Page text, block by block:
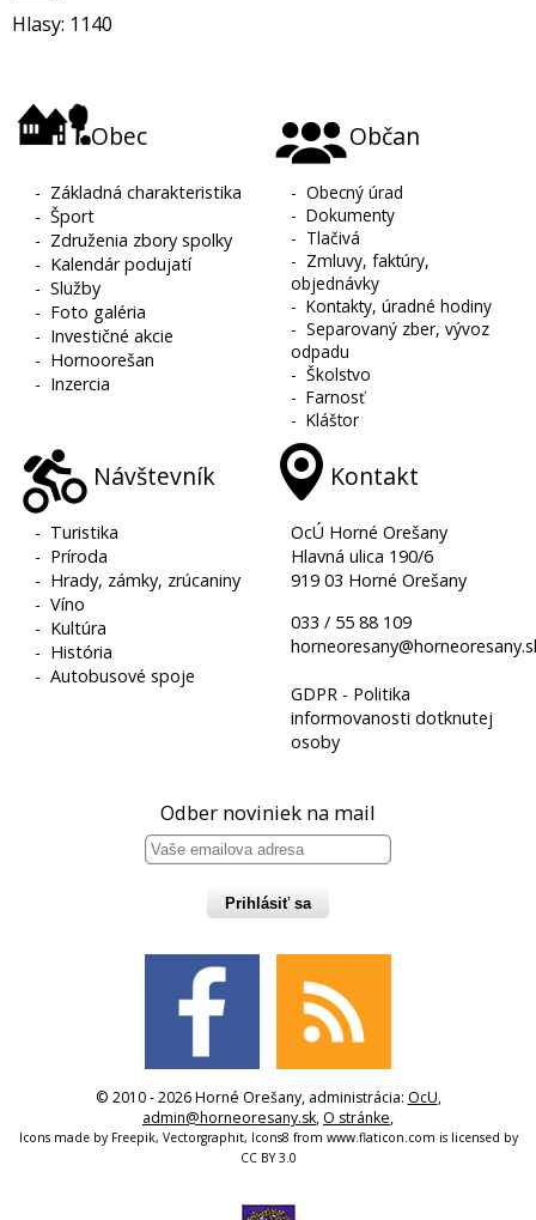
Hlasy: 1140
Obec
- Základná charakteristika
-Šport
- Združenia zbory spolky
- Kalendár podujatí
-Služby
- Foto galéria
- Investičné akcie
- Hornoorešan
- Inzercia
Občan
-Obecný úrad
-Dokumenty
- Tlačivá
- Zmluvy, faktúry,
objednávky
-Kontakty, úradné hodiny
-Separovaný zber, vývoz
odpadu
-Školstvo
-Farnosť
-Kláštor
Návštevník
- Turistika
- Príroda
- Hrady, zámky, zrúcaniny
-Víno
- Kultúra
- História
-Autobusové spoje
Kontakt
OcÚ Horné Orešany
Hlavná ulica 190/6
919 03 Horné Orešany
033 / 55 88 109
GDPR - Politika
informovanosti dotknutej
osoby
Odber noviniek na mail
Prihlásiť sa
© 2010 - 2026 Horné Orešany, administrácia: OcU,
admin@horneoresany.sk, O stránke,
Icons made by Freepik, Vectorgraphit, Icons8 from www.flaticon.com is licensed by
CC BY 3.0